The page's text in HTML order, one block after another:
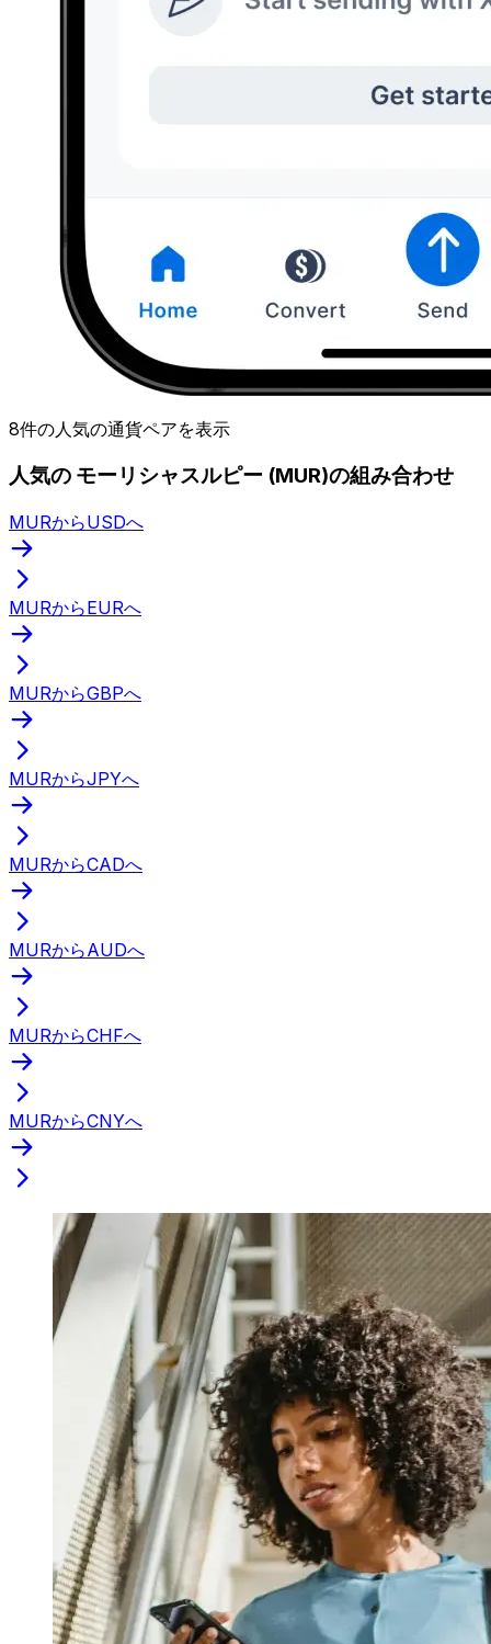
8件の人気の通貨ペアを表示
人気の モーリシャスルピー (MUR)の組み合わせ
MURからUSDへ
MURからEURへ
MURからGBPへ
MURからJPYへ
MURからCADへ
MURからAUDへ
MURからCHFへ
MURからCNYへ